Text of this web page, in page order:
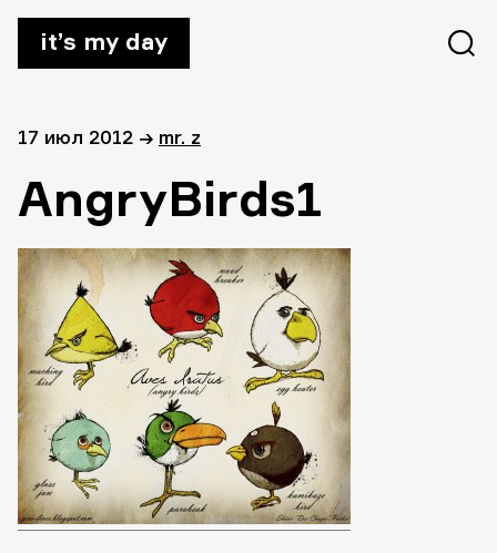
it’s my day
17 июл 2012 → mr. z
AngryBirds1